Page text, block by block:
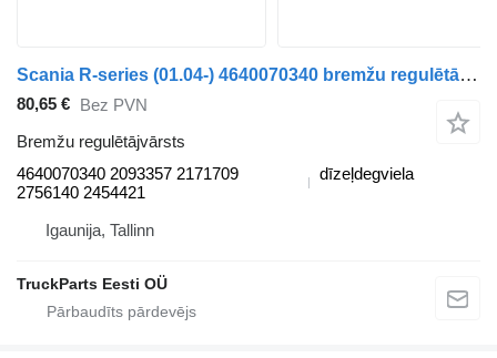
Scania R-series (01.04-) 4640070340 bremžu regulētājvārsts paredzēts Scania P,G,R,T-series (2004-2017) vilcēja
80,65 € Bez PVN
Bremžu regulētājvārsts
4640070340 2093357 2171709
2756140 2454421
dīzeļdegviela
Igaunija, Tallinn
TruckParts Eesti OÜ